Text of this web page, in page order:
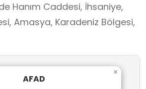
il merkezi
ekiplerle iş birliği içinde
Ayrıca okullarda,
afet bilinci
toplumsal farkındalık
için Amasya AFAD,
Hanım Caddesi, İhsaniye,
Amasya, Karadeniz Bölgesi,
AFAD
×